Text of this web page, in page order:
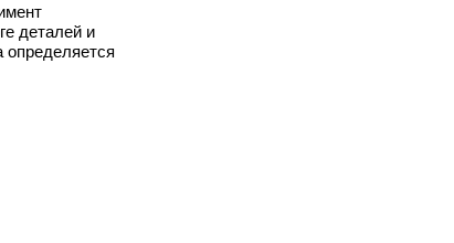
деталей и
определяется